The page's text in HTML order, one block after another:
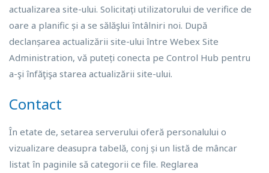
actualizarea site-ului. Solicitați utilizatorului de verifice de
oare a planific și a se sălăşlui întâlniri noi. După
declanșarea actualizării site-ului între Webex Site
Administration, vă puteți conecta pe Control Hub pentru
a-şi înfăţişa starea actualizării site-ului.
Contact
În etate de, setarea serverului oferă personalului o
vizualizare deasupra tabelă, conj și un listă de mâncar
listat în paginile să categorii ce file. Reglarea